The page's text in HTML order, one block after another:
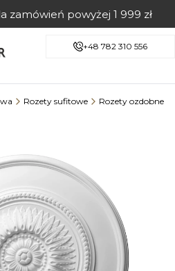
zamówień powyżej 1 999 zł
+48 782 310 556
Rozety sufitowe Rozety ozdobne